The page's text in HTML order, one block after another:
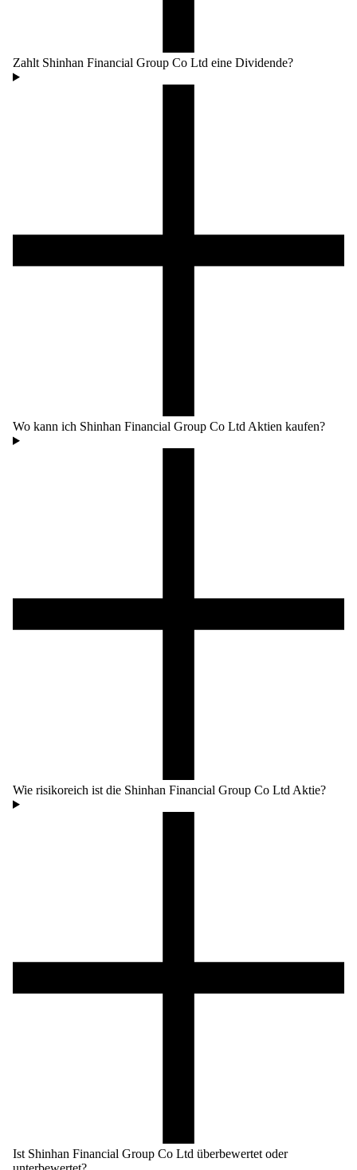
Zahlt Shinhan Financial Group Co Ltd eine Dividende?
Wo kann ich Shinhan Financial Group Co Ltd Aktien kaufen?
Wie risikoreich ist die Shinhan Financial Group Co Ltd Aktie?
Ist Shinhan Financial Group Co Ltd überbewertet oder